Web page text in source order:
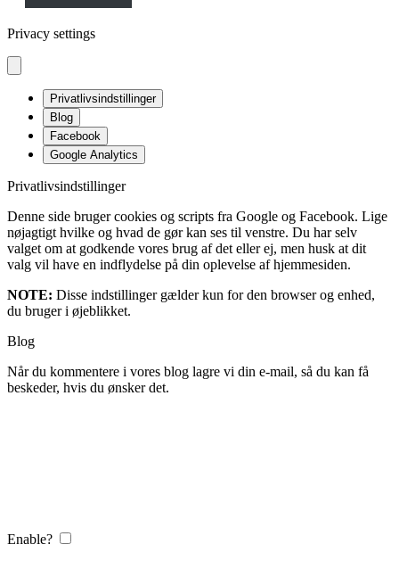
Privacy settings
Privatlivsindstillinger
Blog
Facebook
Google Analytics
Privatlivsindstillinger
Denne side bruger cookies og scripts fra Google og Facebook. Lige
nøjagtigt hvilke og hvad de gør kan ses til venstre. Du har selv
valget om at godkende vores brug af det eller ej, men husk at dit
valg vil have en indflydelse på din oplevelse af hjemmesiden.
NOTE: Disse indstillinger gælder kun for den browser og enhed,
du bruger i øjeblikket.
Blog
Når du kommentere i vores blog lagre vi din e-mail, så du kan få
beskeder, hvis du ønsker det.
Enable?